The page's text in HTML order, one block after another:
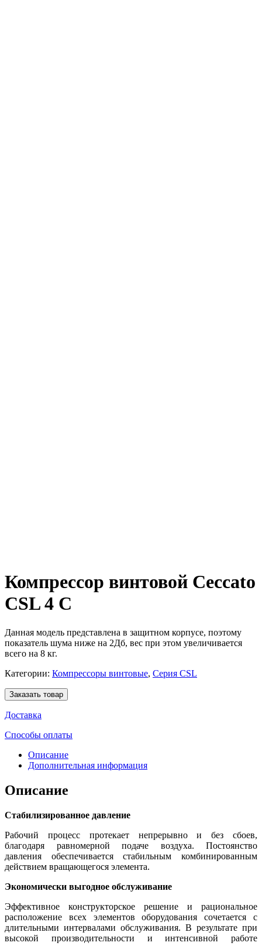
Компрессор винтовой Ceccato
CSL 4 C
Данная модель представлена в защитном корпусе, поэтому
показатель шума ниже на 2Дб, вес при этом увеличивается
всего на 8 кг.
Категории: Компрессоры винтовые, Серия CSL
Заказать товар
Доставка
Способы оплаты
Описание
Дополнительная информация
Описание
Стабилизированное давление
Рабочий процесс протекает непрерывно и без сбоев,
благодаря равномерной подаче воздуха. Постоянство
давления обеспечивается стабильным комбинированным
действием вращающегося элемента.
Экономически выгодное обслуживание
Эффективное конструкторское решение и рациональное
расположение всех элементов оборудования сочетается с
длительными интервалами обслуживания. В результате при
высокой производительности и интенсивной работе